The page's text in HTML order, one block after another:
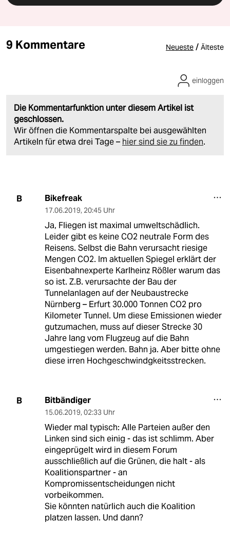
9 Kommentare Neueste / Älteste
Die Kommentarfunktion unter diesem Artikel ist
geschlossen.
Wir öffnen die Kommentarspalte bei ausgewählten
Artikeln für etwa drei Tage – hier sind sie zu finden.
einloggen
B Bikefreak
17.06.2019, 20:45 Uhr
Ja, Fliegen ist maximal umweltschädlich.
Leider gibt es keine CO2 neutrale Form des
Reisens. Selbst die Bahn verursacht riesige
Mengen CO2. Im aktuellen Spiegel erklärt der
Eisenbahnexperte Karlheinz Rößler warum das
so ist. Z.B. verursachte der Bau der
Tunnelanlagen auf der Neubaustrecke
Nürnberg – Erfurt 30.000 Tonnen CO2 pro
Kilometer Tunnel. Um diese Emissionen wieder
gutzumachen, muss auf dieser Strecke 30
Jahre lang vom Flugzeug auf die Bahn
umgestiegen werden. Bahn ja. Aber bitte ohne
diese irren Hochgeschwindgkeitsstrecken.
B Bitbändiger
15.06.2019, 02:33 Uhr
Wieder mal typisch: Alle Parteien außer den
Linken sind sich einig - das ist schlimm. Aber
eingeprügelt wird in diesem Forum
ausschließlich auf die Grünen, die halt - als
Koalitionspartner - an
Kompromissentscheidungen nicht
vorbeikommen.
Sie könnten natürlich auch die Koalition
platzen lassen. Und dann?